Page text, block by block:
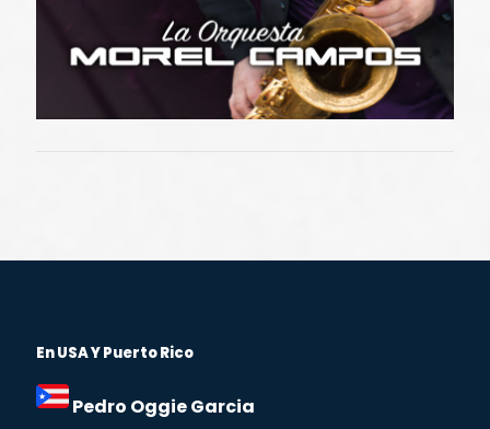
En USA Y Puerto Rico
Pedro Oggie Garcia